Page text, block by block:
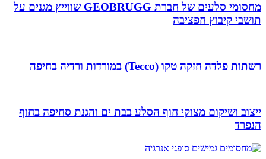
מחסומי סלעים של חברת GEOBRUGG שווייץ מגנים על
תושבי קיבוץ חפציבה
רשתות פלדה חזקה טקו (Tecco) במורדות ורדיה בחיפה
ייצוב ושיקום מצוקי חוף הסלע בבת ים והגנת סחיפה בחוף
הנפרד